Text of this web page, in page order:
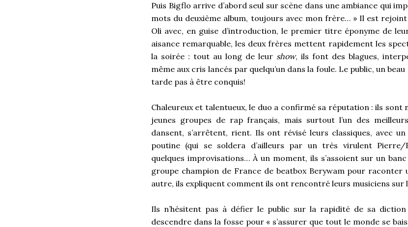
Puis Bigflo arrive d’abord seul sur scène dans une ambiance qui
mots du deuxième album, toujours avec mon frère… » Il est
Oli avec, en guise d’introduction, le premier titre éponyme de
aisance remarquable, les deux frères mettent rapidement les
la soirée : tout au long de leur show, ils font des blagues,
même aux cris lancés par quelqu’un dans la foule. Le public, un
tarde pas à être conquis!
Chaleureux et talentueux, le duo a confirmé sa réputation : ils sont
jeunes groupes de rap français, mais surtout l’un des
dansent, s’arrêtent, rient. Ils ont révisé leurs classiques, avec
poutine (qui se soldera d’ailleurs par un très virulent Pierre/
quelques improvisations… À un moment, ils s’assoient sur un
groupe champion de France de beatbox Berywam pour raconter
autre, ils expliquent comment ils ont rencontré leurs musiciens sur
Ils n’hésitent pas à défier le public sur la rapidité de sa
descendre dans la fosse pour « s’assurer que tout le monde se